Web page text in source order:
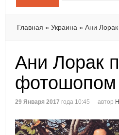
Главная » Украина » Ани
Ани Лорак
фотошопом
29 Января 2017 года 10:45 автор